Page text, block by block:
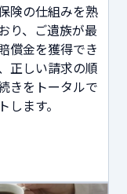
険の仕組みを熟
り、ご遺族が最
償金を獲得でき
正しい請求の順
きをトータルで
します。